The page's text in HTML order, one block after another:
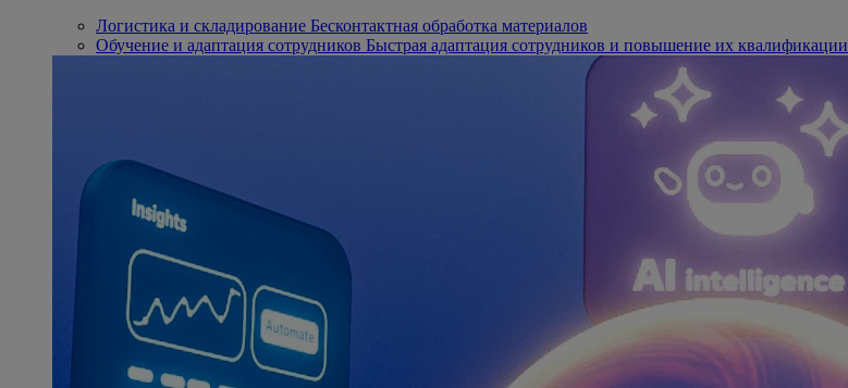
Логистика и складирование Бесконтактная обработка материалов
Обучение и адаптация сотрудников Быстрая адаптация сотрудников и повышение их квалификации